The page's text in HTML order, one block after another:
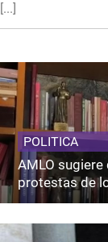
[...]
POLITICA
AMLO
protestas de